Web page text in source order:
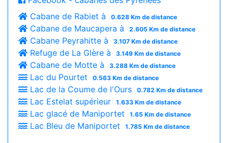
Cabane de Rabiet à
0.628 Km de distance
Cabane de Maucapera à 2.605 Km de distance
Cabane Peyrahitte à 3.107 Km de distance
Refuge de La Glère à 3.149 Km de distance
Cabane de Motte à 3.288 Km de distance
Lac du Pourtet 0.563 Km de distance
Lac de la Coume de l'Ours 0.782 Km de distance
Lac Estelat supérieur 1.633 Km de distance
Lac glacé de Maniportet 1.65 Km de distance
Lac Bleu de Maniportet 1.785 Km de distance